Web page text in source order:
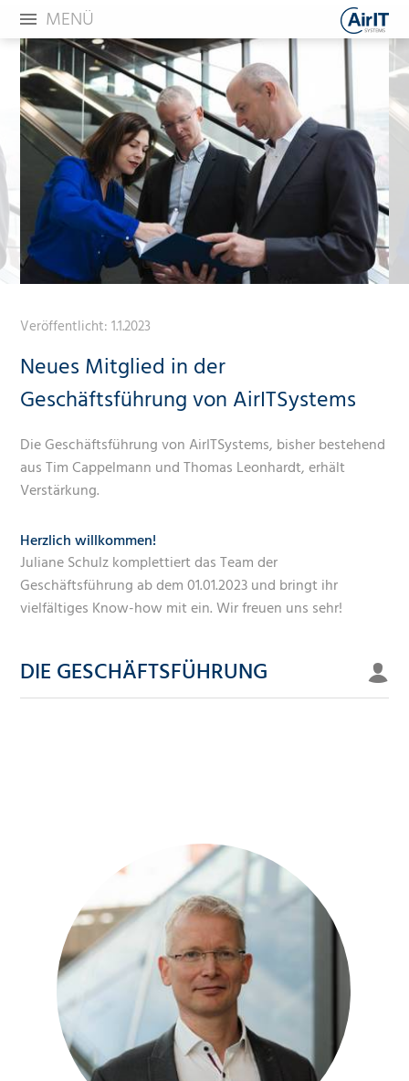
MENÜ
Veröffentlicht:1.1.2023
Neues Mitglied in der
Geschäftsführung von AirITSystems
Die Geschäftsführung von AirITSystems, bisher bestehend
aus Tim Cappelmann und Thomas Leonhardt, erhält
Verstärkung.
Herzlich willkommen!
Juliane Schulz komplettiert das Team der
Geschäftsführung ab dem 01.01.2023 und bringt ihr
vielfältiges Know-how mit ein. Wir freuen uns sehr!
DIE GESCHÄFTSFÜHRUNG